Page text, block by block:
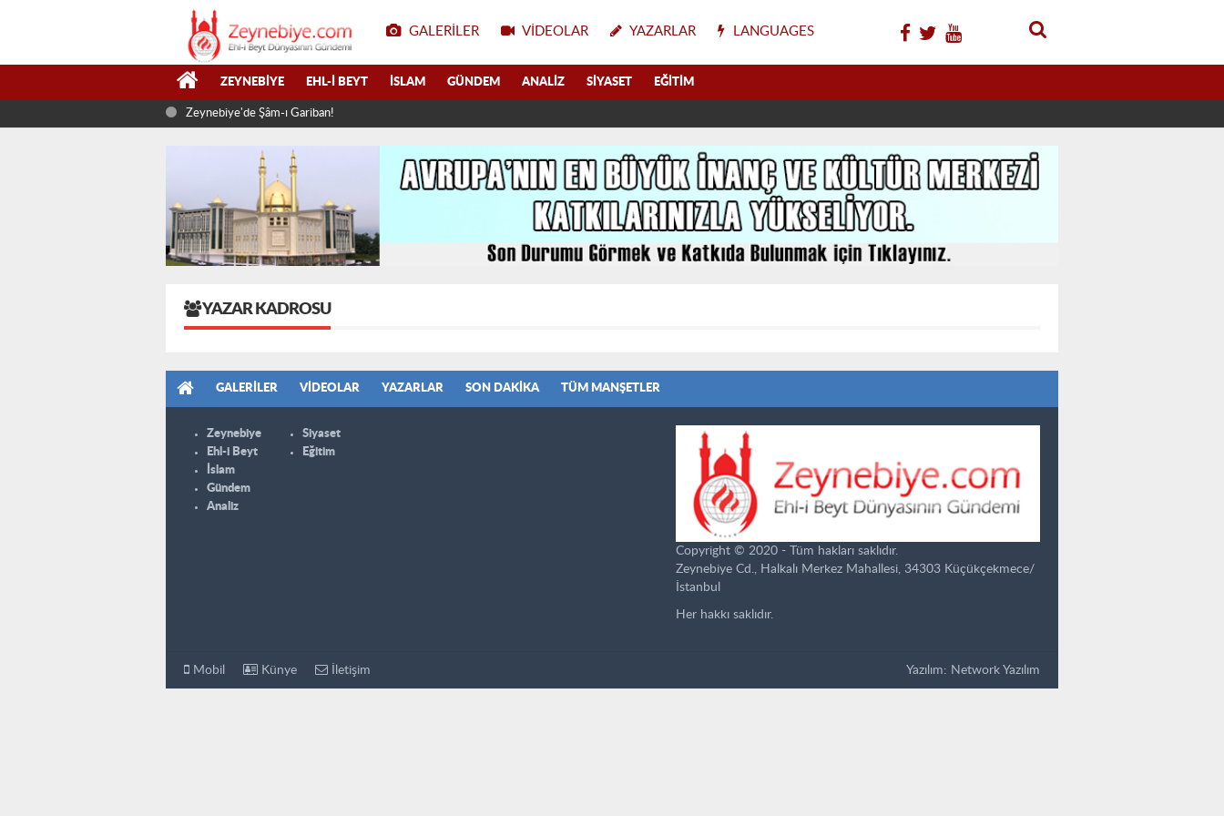
GALERILER VIDEOLAR YAZARLAR LANGUAGES
ZEYNEBIYE EHL-I BEYT İSLAM GÜNDEM ANALIZ SIYASET EĞITIM
Zeynebiye'de Şâm-ı Gariban!
YAZAR KADROSU
GALERILER VIDEOLAR YAZARLAR SON DAKIKA TÜM MANŞETLER
Zeynebiye
Ehl-i Beyt
İslam
Gündem
Analiz
Siyaset
Eğitim
Copyright © 2020 - Tüm hakları saklıdır.
Zeynebiye Cd., Halkalı Merkez Mahallesi, 34303 Küçükçekmece/
İstanbul
Her hakkı saklıdır.
Mobil Künye İletişim Yazılım: Network Yazılım